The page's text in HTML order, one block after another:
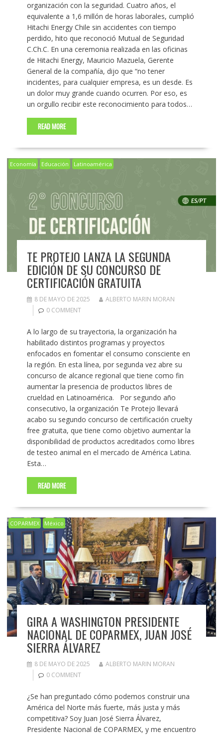
organización con la seguridad. Cuatro años, el
equivalente a 1,6 millón de horas laborales, cumplió
Hitachi Energy Chile sin accidentes con tiempo
perdido, hito que reconoció Mutual de Seguridad
C.Ch.C. En una ceremonia realizada en las oficinas
de Hitachi Energy, Mauricio Mazuela, Gerente
General de la compañía, dijo que “no tener
incidentes, para cualquier empresa, es un desde. Es
un dolor muy grande cuando ocurren. Por eso, es
un orgullo recibir este reconocimiento para todos…
READ MORE
Economía Educación Latinoamérica
TE PROTEJO LANZA LA SEGUNDA
EDICIÓN DE SU CONCURSO DE
CERTIFICACIÓN GRATUITA
8 DE MAYO DE 2025
ALBERTO MARIN MORAN
0 COMMENT
A lo largo de su trayectoria, la organización ha
habilitado distintos programas y proyectos
enfocados en fomentar el consumo consciente en
la región. En esta línea, por segunda vez abre su
concurso de alcance regional que tiene como fin
aumentar la presencia de productos libres de
crueldad en Latinoamérica. Por segundo año
consecutivo, la organización Te Protejo llevará
acabo su segundo concurso de certificación cruelty
free gratuita, que tiene como objetivo aumentar la
disponibilidad de productos acreditados como libres
de testeo animal en el mercado de América Latina.
Esta…
READ MORE
COPARMEX México
GIRA A WASHINGTON PRESIDENTE
NACIONAL DE COPARMEX, JUAN JOSÉ
SIERRA ÁLVAREZ
8 DE MAYO DE 2025
ALBERTO MARIN MORAN
0 COMMENT
¿Se han preguntado cómo podemos construir una
América del Norte más fuerte, más justa y más
competitiva? Soy Juan José Sierra Álvarez,
Presidente Nacional de COPARMEX, y me encuentro